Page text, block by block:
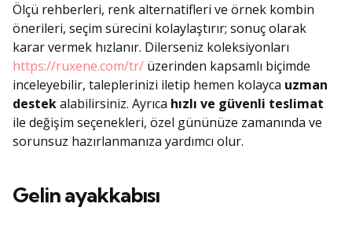
Ölçü rehberleri, renk alternatifleri ve örnek kombin
önerileri, seçim sürecini kolaylaştırır; sonuç olarak
karar vermek hızlanır. Dilerseniz koleksiyonları
https://ruxene.com/tr/ üzerinden kapsamlı biçimde
inceleyebilir, taleplerinizi iletip hemen kolayca uzman
destekalabilirsiniz. Ayrıca hızlı ve güvenli teslimat
ile değişim seçenekleri, özel gününüze zamanında ve
sorunsuz hazırlanmanıza yardımcı olur.
Gelin ayakkabısı